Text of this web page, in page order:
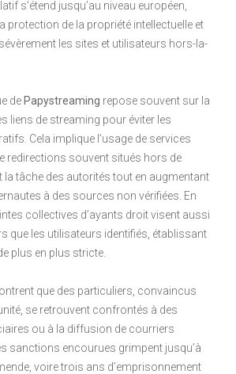
s’étend jusqu’au niveau européen,
protection de la propriété intellectuelle et
les sites et utilisateurs hors-la-
de Papystreaming repose souvent sur la
liens de streaming pour éviter les
Cela implique l’usage de services
redirections souvent situés hors de
tâche des autorités tout en augmentant
à des sources non vérifiées. En
collectives d’ayants droit visent aussi
que les utilisateurs identifiés, établissant
plus en plus stricte.
que des particuliers, convaincus
se retrouvent confrontés à des
ou à la diffusion de courriers
sanctions encourues grimpent jusqu’à
voire trois ans d’emprisonnement